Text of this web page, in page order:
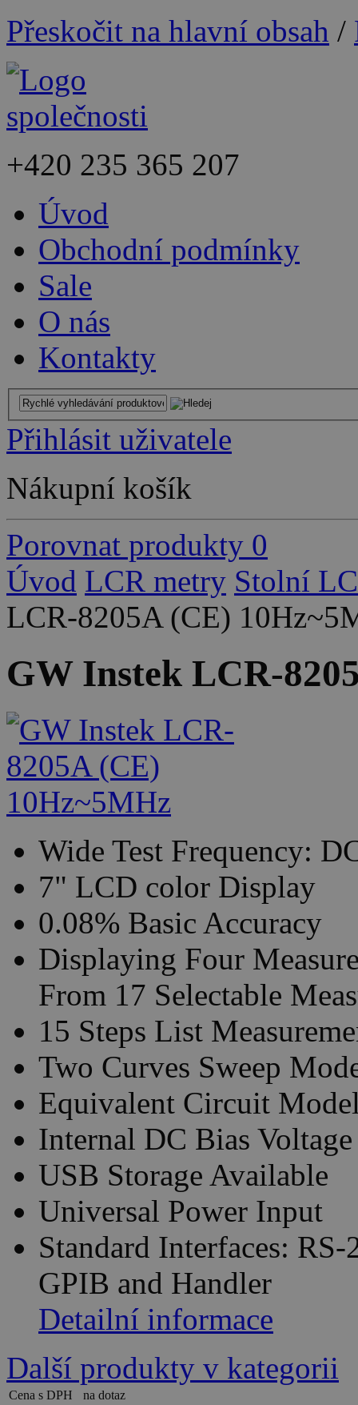
Přeskočit na hlavní obsah /
+420 235 365 207
Úvod
Obchodní podmínky
Sale
O nás
Kontakty
Přihlásit uživatele
Nákupní košík
Porovnat produkty 0
Úvod LCR metry Stolní
LCR-8205A (CE)
GW Instek LCR-
Wide Test Frequency:
7" LCD color Display
0.08% Basic Accuracy
Displaying Four
From 17 Selectable
15 Steps List
Two Curves Sweep
Equivalent Circuit
Internal DC Bias
USB Storage Available
Universal Power Input
Standard Interfaces:
GPIB and Handler
Detailní informace
Další produkty v kategorii
Cena s DPH
na dotaz